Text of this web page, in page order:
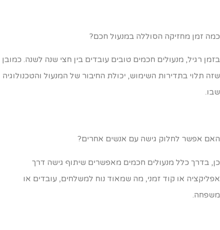
זמן מחזיקה הסוללה במנעול חכם?
רגיל, מנעולים חכמים טובים עובדים בין חצי שנה לשנה. כמובן
תלוי בתדירות השימוש, יכולת החיבור של המנעול והטכנולוגיה
אפשר לחלוק גישה עם אנשים אחרים?
בדרך כלל מנעולים חכמים מאפשרים שיתוף גישה דרך
או קוד זמני, מה שמאוד נוח למשלחים, עובדים או